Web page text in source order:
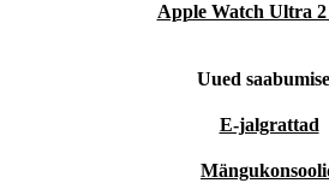
Apple Watch Ultra 2
Uued
E-jalgrattad